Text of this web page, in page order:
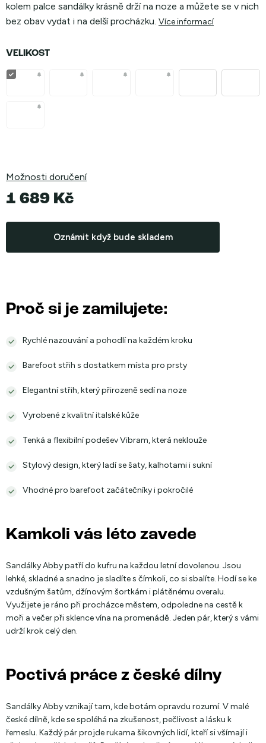
kolem palce sandálky krásně drží na noze a můžete se v nich
bez obav vydat i na delší procházku. Více informací
VELIKOST
Možnosti doručení
1 689 Kč
cena:
Oznámit když bude skladem
Proč si je zamilujete:
Rychlé nazouvání a pohodlí na každém kroku
Barefoot střih s dostatkem místa pro prsty
Elegantní střih, který přirozeně sedí na noze
Vyrobené z kvalitní italské kůže
Tenká a flexibilní podešev Vibram, která neklouže
Stylový design, který ladí se šaty, kalhotami i sukní
Vhodné pro barefoot začátečníky i pokročilé
Kamkoli vás léto zavede
Sandálky Abby patří do kufru na každou letní dovolenou. Jsou
lehké, skladné a snadno je sladíte s čímkoli, co si sbalíte. Hodí se ke
vzdušným šatům, džínovým šortkám i plátěnému overalu.
Využijete je ráno při procházce městem, odpoledne na cestě k
moři a večer při sklence vína na promenádě. Jeden pár, který s vámi
udrží krok celý den.
Poctivá práce z české dílny
Sandálky Abby vznikají tam, kde botám opravdu rozumí. V malé
české dílně, kde se spoléhá na zkušenost, pečlivost a lásku k
řemeslu. Každý pár projde rukama šikovných lidí, kteří si všímají i